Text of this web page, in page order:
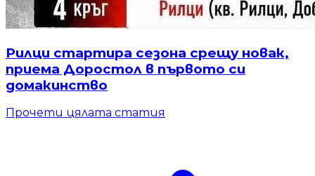
Рилци стартира сезона срещу новак,
приема Доростол в първото си
домакинство
Прочети цялата статия